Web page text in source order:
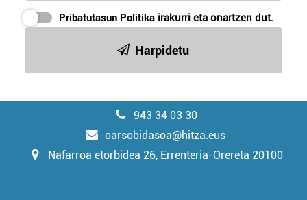
Pribatutasun Politika irakurri eta onartzen dut.
Harpidetu
943 34 03 30
oarsobidasoa@hitza.eus
Nafarroa etorbidea 26, Errenteria-Orereta 20100